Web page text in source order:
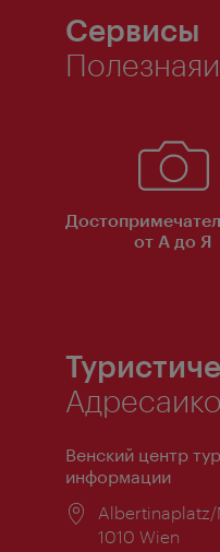
Сервисы
от А до Я
Венский центр
информации
Расположение:
1010 Wien